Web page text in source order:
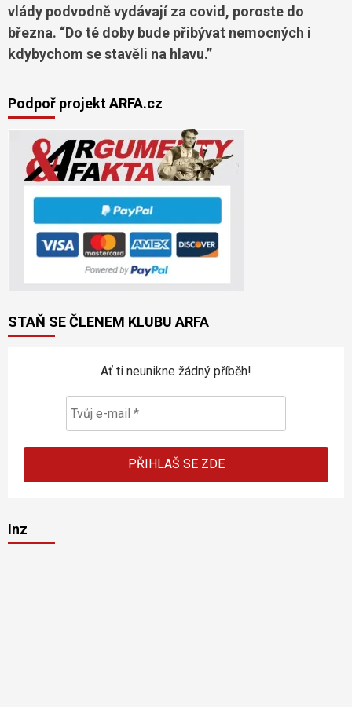
vlády podvodně vydávají za covid, poroste do
března. “Do té doby bude přibývat nemocných i
kdybychom se stavěli na hlavu.”
Podpoř projekt ARFA.cz
STAŇ SE ČLENEM KLUBU ARFA
Ať ti neunikne žádný příběh!
Inz